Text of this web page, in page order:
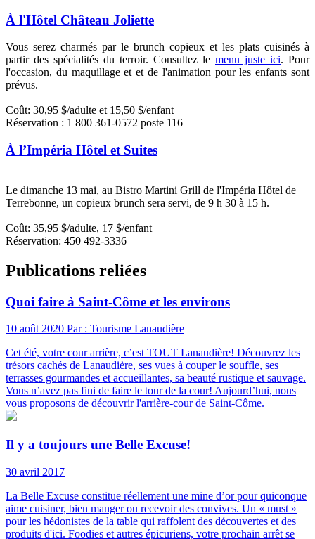
À l'Hôtel Château Joliette
Vous serez charmés par le brunch copieux et les plats cuisinés à
partir des spécialités du terroir. Consultez le menu juste ici. Pour
l'occasion, du maquillage et et de l'animation pour les enfants sont
prévus.
Coût: 30,95 $/adulte et 15,50 $/enfant
Réservation : 1 800 361-0572 poste 116
À l’Impéria Hôtel et Suites
Le dimanche 13 mai, au Bistro Martini Grill de l'Impéria Hôtel de
Terrebonne, un copieux brunch sera servi, de 9 h 30 à 15 h.
Coût: 35,95 $/adulte, 17 $/enfant
Réservation: 450 492-3336
Publications reliées
Quoi faire à Saint-Côme et les environs
10 août 2020 Par : Tourisme Lanaudière
Cet été, votre cour arrière, c’est TOUT Lanaudière! Découvrez les
trésors cachés de Lanaudière, ses vues à couper le souffle, ses
terrasses gourmandes et accueillantes, sa beauté rustique et sauvage.
Vous n’avez pas fini de faire le tour de la cour! Aujourd’hui, nous
vous proposons de découvrir l'arrière-cour de Saint-Côme.
Il y a toujours une Belle Excuse!
30 avril 2017
La Belle Excuse constitue réellement une mine d’or pour quiconque
aime cuisiner, bien manger ou recevoir des convives. Un « must »
pour les hédonistes de la table qui raffolent des découvertes et des
produits d'ici. Foodies et autres épicuriens, votre prochain arrêt se